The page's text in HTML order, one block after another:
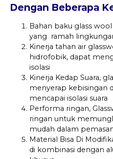
Dengan Beberapa
Bahan baku glass
yang ramah
Kinerja tahan air
hidrofobik, dapat
isolasi
Kinerja Kedap Suara,
menyerap kebisingan
mencapai isolasi suara
Performa ringan,
ringan untuk
mudah dalam
Material Bisa Di
di kombinasi dengan